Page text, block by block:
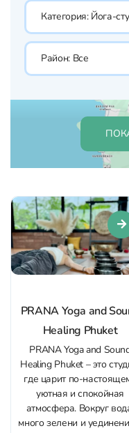
Категория: Йога-
Район: Все
PRANA Yoga and
Healing Phuket
PRANA Yoga and
Healing Phuket – это
где царит по-
уютная и спокойная
атмосфера. Вокруг
много зелени и